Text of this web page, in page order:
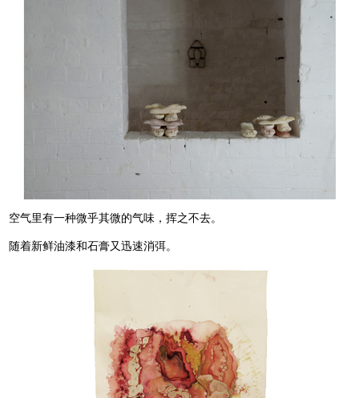
空气里有一种微乎其微的气味，挥之不去。
随着新鲜油漆和石膏又迅速消弭。